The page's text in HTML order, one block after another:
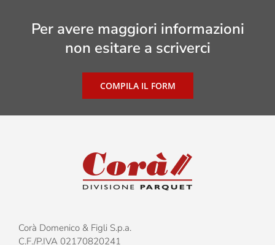
Per avere maggiori informazioni
non esitare a scriverci
COMPILA IL FORM
Corà Domenico & Figli S.p.a.
C.F./P.IVA 02170820241